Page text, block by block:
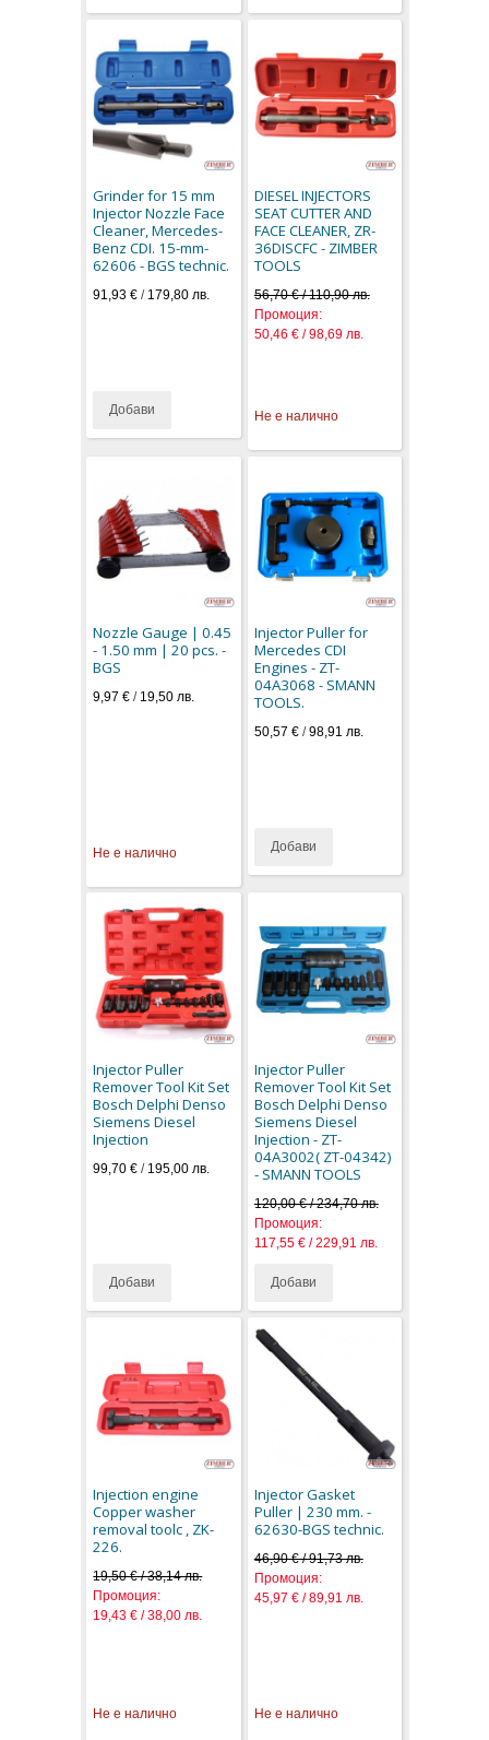
Grinder for 15 mm
Injector Nozzle Face
Cleaner, Mercedes-
Benz CDI. 15-mm-
62606 - BGS technic.
91,93 € / 179,80 лв.
Добави
DIESEL INJECTORS
SEAT CUTTER AND
FACE CLEANER, ZR-
36DISCFC - ZIMBER
TOOLS
56,70 € / 110,90 лв.
Промоция:
50,46 € / 98,69 лв.
Не е налично
Nozzle Gauge | 0.45
- 1.50 mm | 20 pcs. -
BGS
9,97 € / 19,50 лв.
Не е налично
Injector Puller for
Mercedes CDI
Engines - ZT-
04A3068 - SMANN
TOOLS.
50,57 €/98,91 лв.
Добави
Injector Puller
Remover Tool Kit Set
Bosch Delphi Denso
Siemens Diesel
Injection
99,70 € / 195,00 лв.
Добави
Injector Puller
Remover Tool Kit Set
Bosch Delphi Denso
Siemens Diesel
Injection - ZT-
04A3002( ZT-04342)
- SMANN TOOLS
120,00 € / 234,70 лв.
Промоция:
117,55 € / 229,91 лв.
Добави
Injection engine
Copper washer
removal toolc , ZK-
226.
19,50 € / 38,14 лв.
Промоция:
19,43 € / 38,00 лв.
Не е налично
Injector Gasket
Puller | 230 mm. -
62630-BGS technic.
46,90 € / 91,73 лв.
Промоция:
45,97 € / 89,91 лв.
Не е налично